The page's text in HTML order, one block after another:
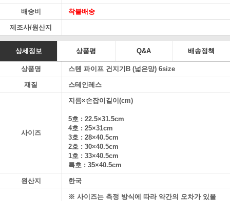
배송비 착불배송
제조사/원산지
상세정보 상품평 Q&A 배송정책
상품명 스텐 파이프 건지기B (넓은망) 6size
재질 스테인레스
사이즈
지름×손잡이길이(cm)
5호 : 22.5×31.5cm
4호 : 25×31cm
3호 : 28×40.5cm
2호 : 30×40.5cm
1호 : 33×40.5cm
특호 : 35×40.5cm
원산지 한국
※ 사이즈는 측정 방식에 따라 약간의 오차가 있을